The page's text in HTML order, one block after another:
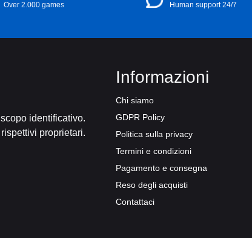
Over 2.000 games Human support 24/7
identificativo.
proprietari.
Informazioni
Chi siamo
GDPR Policy
Politica sulla privacy
Termini e condizioni
Pagamento e consegna
Reso degli acquisti
Contattaci